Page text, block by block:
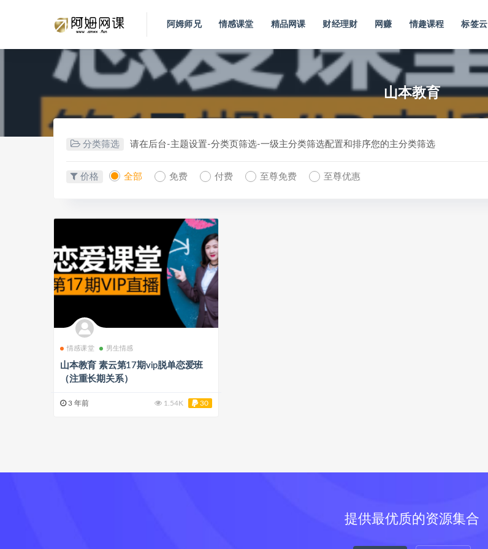
阿姆师兄 情感课堂 精品网课 财经理财 网赚 情趣课程 标签云
山本教育
分类筛选 请在后台-主题设置-分类页筛选-一级主分类筛选配置和排序您的主分类筛选
价格 全部 免费 付费 至尊免费 至尊优惠
情感课堂 男生情感
山本教育 素云第17期vip脱单恋爱班
（注重长期关系）
3 年前 1.54K 30
提供最优质的资源集合